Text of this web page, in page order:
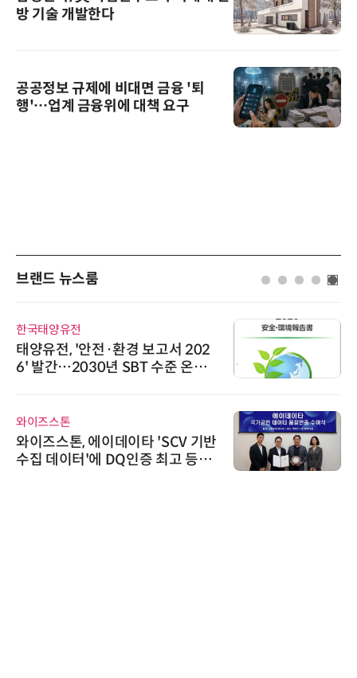
방 기술 개발한다
공공정보 규제에 비대면 금융 '퇴
행'…업계 금융위에 대책 요구
브랜드 뉴스룸
보고서 202
수준 온실
'SCV 기반
최고 등급
시큐어링크
시큐어링크, 중소기업
흥원 AI 초격차 R&D
씨앤에프시스템
씨앤에프시스템, 오웬
공 ERP·DX 사업 협력